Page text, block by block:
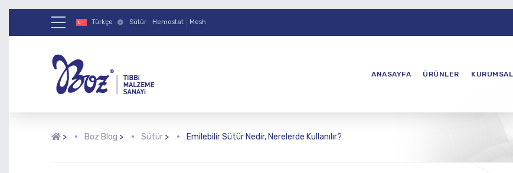
Türkçe Sütür Hemostat Mesh
ANASAYFA ÜRÜNLER KURUMSAL
> Boz Blog > Sütür > Emilebilir Sütür Nedir, Nerelerde Kullanılır?